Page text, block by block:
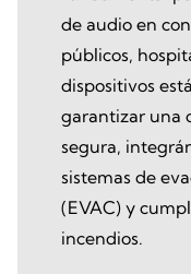
de audio en
públicos,
dispositivos
garantizar una
segura,
sistemas de
(EVAC) y
incendios.